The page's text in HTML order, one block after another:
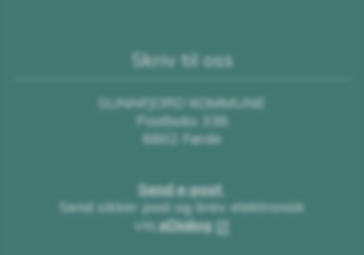
Skriv til oss
SUNNFJORD KOMMUNE
Postboks 338
6802 Førde
Send e-post
Send sikker post og brev elektronisk
viaeDialog